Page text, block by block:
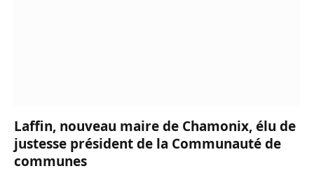
Laffin, nouveau maire de Chamonix, élu de
justesse président de la Communauté de
communes